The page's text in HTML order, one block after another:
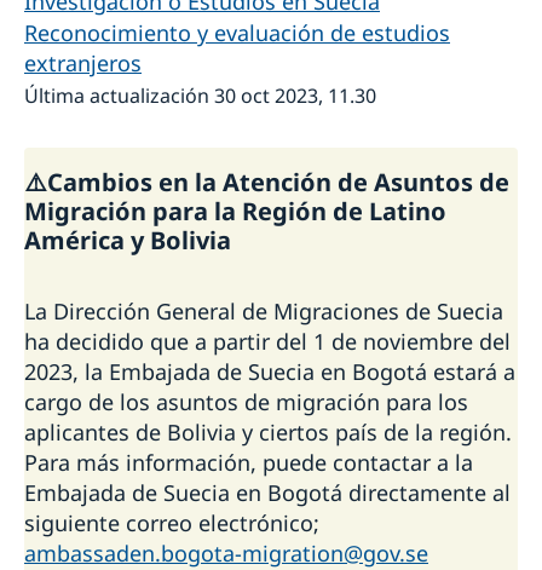
Reconocimiento y evaluación de estudios
extranjeros
Última actualización 30 oct 2023, 11.30
⚠️Cambios en la Atención de Asuntos de
Migración para la Región de Latino
América y Bolivia
La Dirección General de Migraciones de Suecia
ha decidido que a partir del 1 de noviembre del
2023, la Embajada de Suecia en Bogotá estará a
cargo de los asuntos de migración para los
aplicantes de Bolivia y ciertos país de la región.
Para más información, puede contactar a la
Embajada de Suecia en Bogotá directamente al
siguiente correo electrónico;
ambassaden.bogota-migration@gov.se